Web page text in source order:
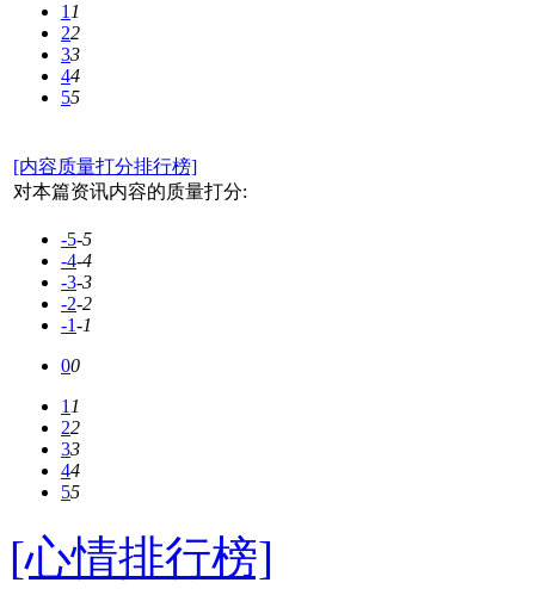
11
22
33
44
55
[内容质量打分排行榜]
对本篇资讯内容的质量打分:
-5-5
-4-4
-3-3
-2-2
-1-1
00
11
22
33
44
55
[心情排行榜]